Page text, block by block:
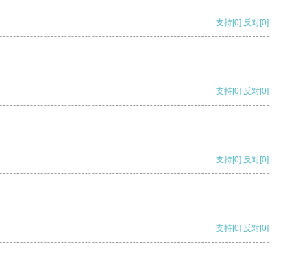
支持[0] 反对[0]
支持[0] 反对[0]
支持[0] 反对[0]
支持[0] 反对[0]